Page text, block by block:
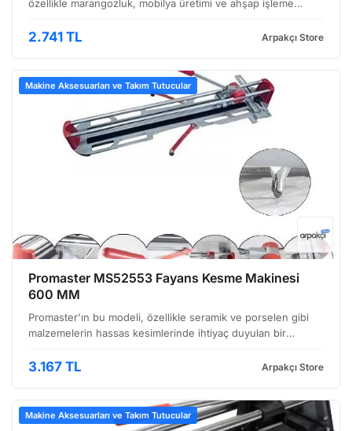
özellikle marangozluk, mobilya üretimi ve ahşap işleme
çözümdür. 550 mm'lik kesim kapasitesi sayesinde, orta b…
2.741 TL Arpakçı Store
Makine Aksesuarları ve Takım Tutucular
Promaster MS52553 Fayans Kesme Makinesi
600 MM
Promaster'ın bu modeli, özellikle seramik ve porselen gibi
malzemelerin hassas kesimlerinde ihtiyaç duyulan bir
uzunluğu ile orta büyüklükteki projelerde rahatlıkla …
3.167 TL Arpakçı Store
Makine Aksesuarları ve Takım Tutucular